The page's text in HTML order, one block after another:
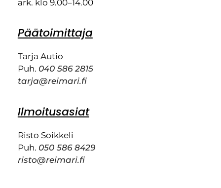
ark. klo 9.00–14.00
Päätoimittaja
Tarja Autio
Puh. 040 586 2815
tarja@reimari.fi
Ilmoitusasiat
Risto Soikkeli
Puh. 050 586 8429
risto@reimari.fi